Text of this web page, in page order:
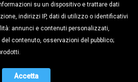
merci italiane a
Covid-19
su un dispositivo e trattare dati
indirizzi IP, dati di utilizzo o identificativi
annunci e contenuti personalizzati,
contenuto, osservazioni del pubblico;
Accetta